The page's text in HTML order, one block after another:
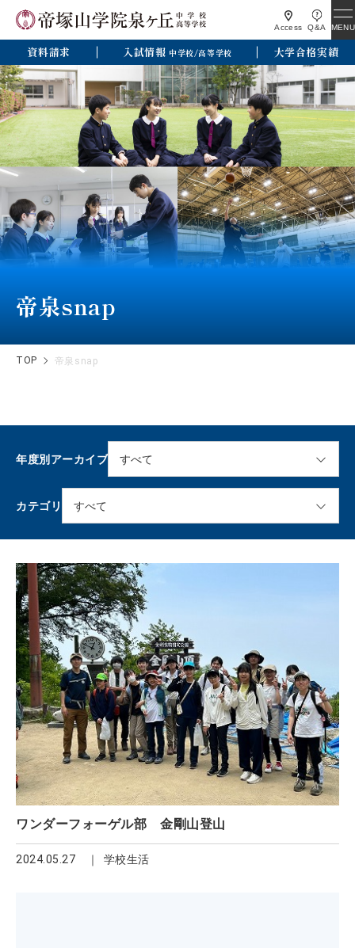
Access Q&A MENU
資料請求 入試情報 中学校/高等学校 大学合格実績
帝泉snap
TOP 帝泉snap
年度別アーカイブ
カテゴリ
ワンダーフォーゲル部 金剛山登山
2024.05.27 学校生活